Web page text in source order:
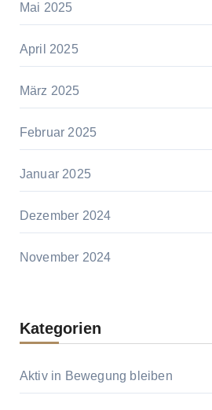
Mai 2025
April 2025
März 2025
Februar 2025
Januar 2025
Dezember 2024
November 2024
Kategorien
Aktiv in Bewegung bleiben